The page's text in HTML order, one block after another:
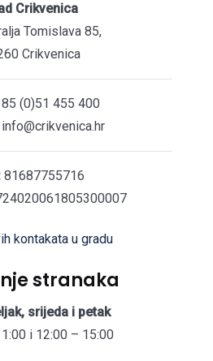
Crikvenica
Tomislava 85,
Crikvenica
(0)51 455 400
81687755716
kontakata u gradu
stranaka
srijeda i petak
i 12:00 – 15:00